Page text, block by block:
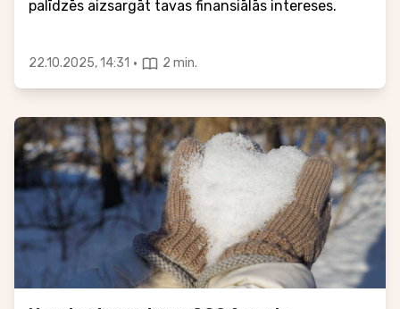
palīdzēs aizsargāt tavas finansiālās intereses.
22.10.2025, 14:31 · 2 min.